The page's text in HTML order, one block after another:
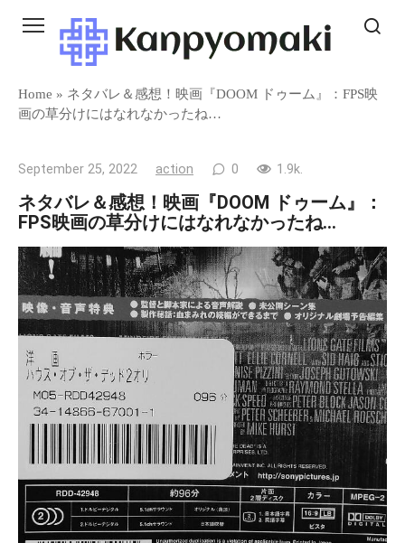
Home » ネタバレ＆感想！映画『DOOM ドゥーム』：FPS映
画の草分けにはなれなかったね…
September 25, 2022 action 0 1.9k.
ネタバレ＆感想！映画『DOOM ドゥーム』：
FPS映画の草分けにはなれなかったね…